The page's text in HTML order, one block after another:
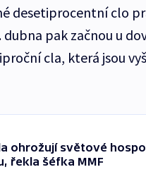
desetiprocentní clo
dubna pak začnou u
cla, která jsou
ohrožují světové
řekla šéfka MMF